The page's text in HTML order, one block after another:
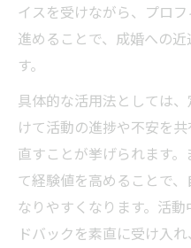
イスを受けながら、プロ
進めることで、成婚への
す。
具体的な活用法としては
けて活動の進捗や不安を
直すことが挙げられます
て経験値を高めることで
なりやすくなります。活
ドバックを素直に受け入